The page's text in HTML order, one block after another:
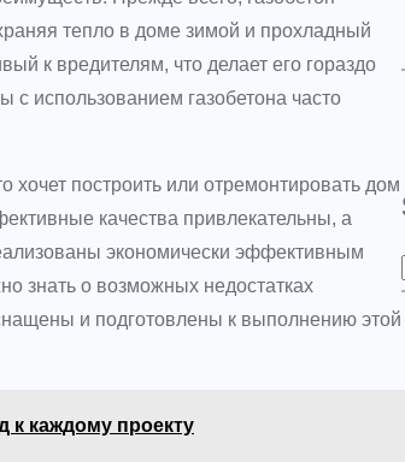
тепло в доме зимой и прохладный
к вредителям, что делает его гораздо
использованием газобетона часто
хочет построить или отремонтировать дом
качества привлекательны, а
экономически эффективным
знать о возможных недостатках
и подготовлены к выполнению этой
к каждому проекту